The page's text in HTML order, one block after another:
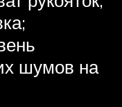
шумов на